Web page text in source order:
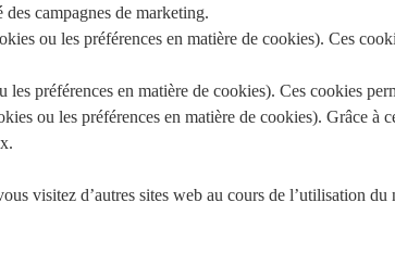
campagnes de marketing.
ou les préférences en matière de cookies). Ces
préférences en matière de cookies). Ces cookies
ou les préférences en matière de cookies). Grâce
visitez d’autres sites web au cours de l’utilisation